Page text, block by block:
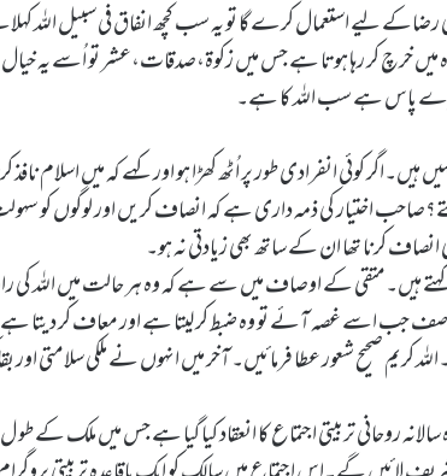
رضاکے لیے استعمال کرے گا تو یہ سب کچھ انفاق فی سبیل اللہ
میں خرچ کر رہا ہوتا ہے جس میں زکوۃ،صدقات،عشر تو اُسے یہ
میرے پاس ہے سب اللہ کا ہے۔
کوئی انفرادی طور پر اُٹھ کھڑا ہو اور کہے کہ میں اسلام نافذ
اختیار کی ذمہ داری ہے کہ انصاف کریں اور لوگوں کو
کرنا تھا ان کے ساتھ بھی زیادتی نہ ہو۔
ہیں۔متقی کے اوصاف میں سے ہے کہ وہ ہر حالت میں اللہ کی
وصف جب اسے غصہ آئے تو وہ ضبط کر لیتا ہے اور معاف کر دیتا
صحیح شعور عطا فرمائیں۔ آخر میں انہوں نے ملکی سلامتی اور
دارالعرفان منارہ میں سلسلہ نقشبندیہ اویسیہ کے زیر اہتمام 40 روزہ سالانہ روحانی تربیتی اجتماع کا انعقاد کیا گیا ہے جس میں ملک کے